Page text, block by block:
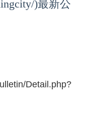
)最新公
Detail.php?